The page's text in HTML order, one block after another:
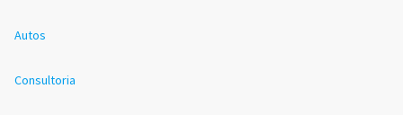
Autos
Consultoria